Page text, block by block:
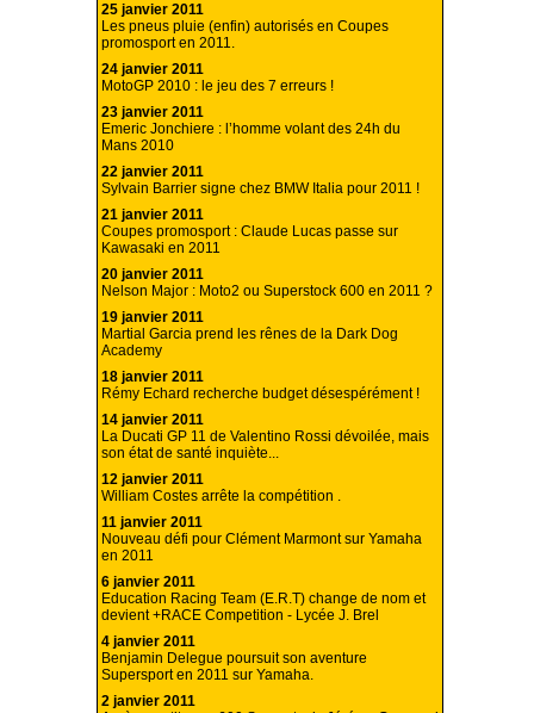
25 janvier 2011
Les pneus pluie (enfin) autorisés en Coupes
promosport en 2011.
24 janvier 2011
MotoGP 2010 : le jeu des 7 erreurs !
23 janvier 2011
Emeric Jonchiere : l’homme volant des 24h du
Mans 2010
22 janvier 2011
Sylvain Barrier signe chez BMW Italia pour 2011 !
21 janvier 2011
Coupes promosport : Claude Lucas passe sur
Kawasaki en 2011
20 janvier 2011
Nelson Major : Moto2 ou Superstock 600 en 2011 ?
19 janvier 2011
Martial Garcia prend les rênes de la Dark Dog
Academy
18 janvier 2011
Rémy Echard recherche budget désespérément !
14 janvier 2011
La Ducati GP 11 de Valentino Rossi dévoilée, mais
son état de santé inquiète...
12 janvier 2011
William Costes arrête la compétition .
11 janvier 2011
Nouveau défi pour Clément Marmont sur Yamaha
en 2011
6 janvier 2011
Education Racing Team (E.R.T) change de nom et
devient +RACE Competition - Lycée J. Brel
4 janvier 2011
Benjamin Delegue poursuit son aventure
Supersport en 2011 sur Yamaha.
2 janvier 2011